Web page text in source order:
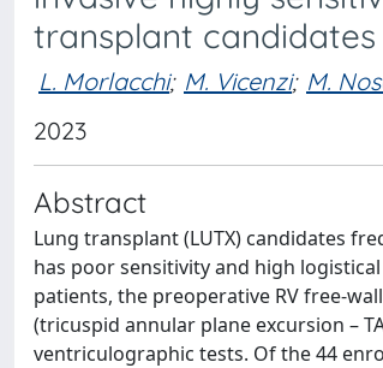
transplant candidates
L. Morlacchi; M. Vicenzi; M.
2023
Abstract
Lung transplant (LUTX) candidates
has poor sensitivity and high
patients, the preoperative RV free-
(tricuspid annular plane excursion –
ventriculographic tests. Of the 44